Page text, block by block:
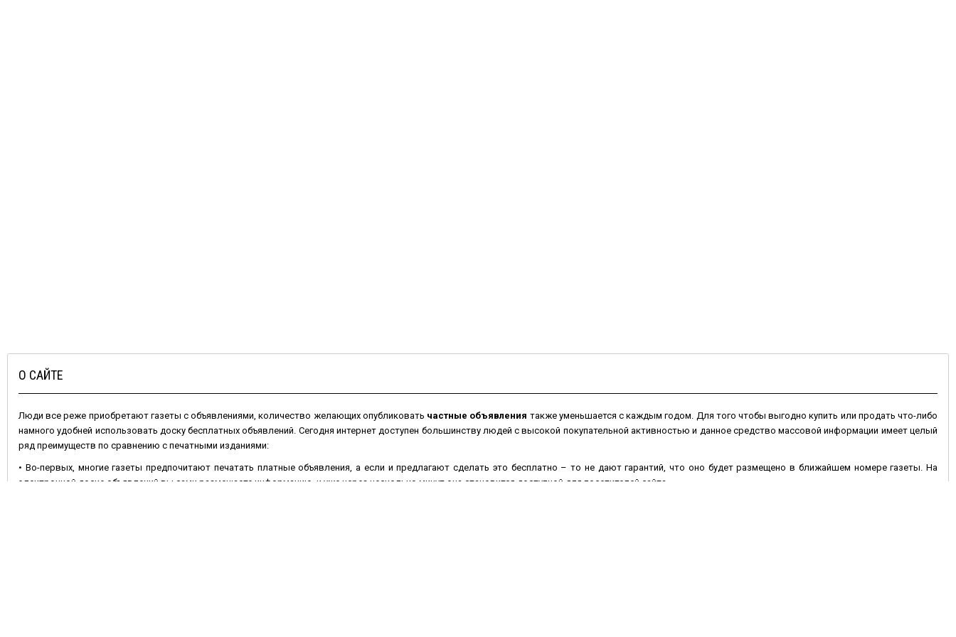
О САЙТЕ
Люди все реже приобретают газеты с объявлениями, количество желающих опубликовать частные объявления также уменьшается с каждым годом. Для того чтобы выгодно купить или продать что-либо
намного удобней использовать доску бесплатных объявлений. Сегодня интернет доступен большинству людей с высокой покупательной активностью и данное средство массовой информации имеет целый
ряд преимуществ по сравнению с печатными изданиями:
• Во-первых, многие газеты предпочитают печатать платные объявления, а если и предлагают сделать это бесплатно – то не дают гарантий, что оно будет размещено в ближайшем номере газеты. На
электронной доске объявлений вы сами размещаете информацию, и уже через несколько минут она становится доступной для посетителей сайта.